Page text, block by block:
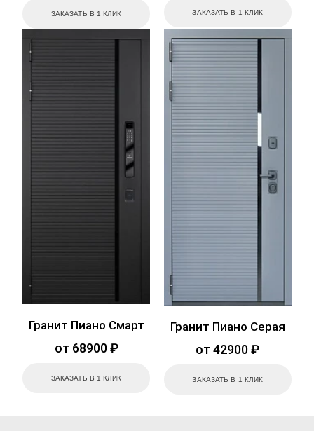
ЗАКАЗАТЬ В 1 КЛИК ЗАКАЗАТЬ В 1 КЛИК
Гранит Пиано Смарт
от 68900 ₽
ЗАКАЗАТЬ В 1 КЛИК
Гранит Пиано Серая
от 42900 ₽
ЗАКАЗАТЬ В 1 КЛИК